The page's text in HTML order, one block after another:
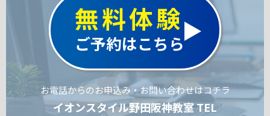
無料体験
ご予約はこちら
お電話からのお申込み・お問い合わせはコチラ
イオンスタイル野田阪神教室 TEL